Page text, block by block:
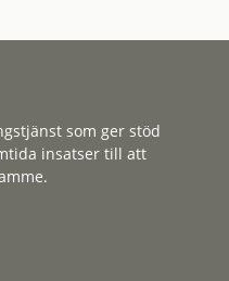
som ger stöd
insatser till att